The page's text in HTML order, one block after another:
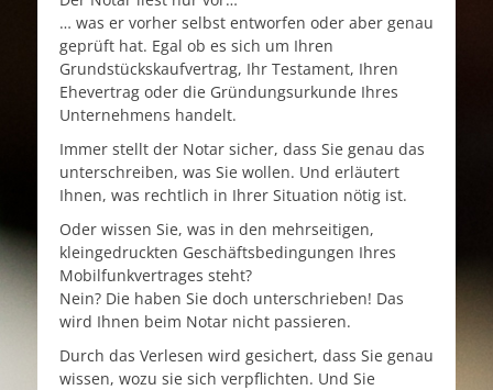
… was er vorher selbst entworfen oder aber genau
geprüft hat. Egal ob es sich um Ihren
Grundstückskaufvertrag, Ihr Testament, Ihren
Ehevertrag oder die Gründungsurkunde Ihres
Unternehmens handelt.
Immer stellt der Notar sicher, dass Sie genau das
unterschreiben, was Sie wollen. Und erläutert
Ihnen, was rechtlich in Ihrer Situation nötig ist.
Oder wissen Sie, was in den mehrseitigen,
kleingedruckten Geschäftsbedingungen Ihres
Mobilfunkvertrages steht?
Nein? Die haben Sie doch unterschrieben! Das
wird Ihnen beim Notar nicht passieren.
Durch das Verlesen wird gesichert, dass Sie genau
wissen, wozu sie sich verpflichten. Und Sie